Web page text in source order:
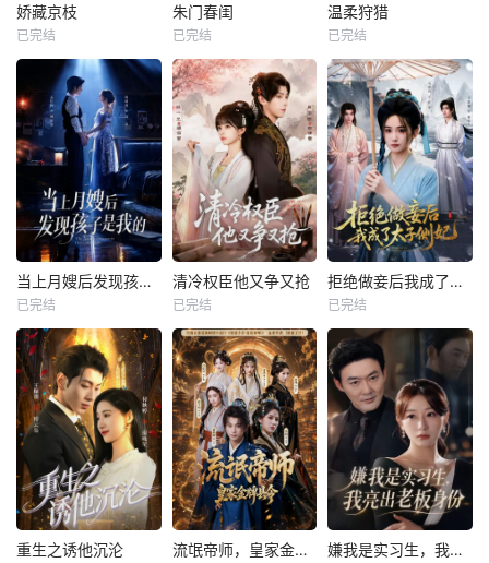
娇藏京枝
已完结
朱门春闺
已完结
温柔狩猎
已完结
当上月嫂后发现孩子是我的
已完结
清冷权臣他又争又抢
已完结
拒绝做妾后我成了太子侧妃
已完结
重生之诱他沉沦 流氓帝师，皇家金牌县令 嫌我是实习生，我亮出老板身份